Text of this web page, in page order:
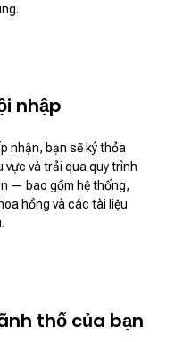
nhập
nhận, bạn sẽ ký thỏa
vực và trải qua quy trình
— bao gồm hệ thống,
hồng và các tài liệu
thổ của bạn